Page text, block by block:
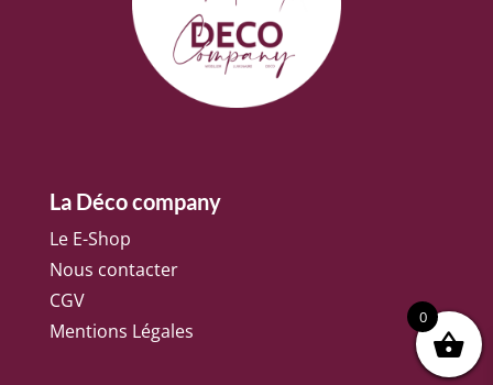
La Déco company
Le E-Shop
Nous contacter
CGV
Mentions Légales
0